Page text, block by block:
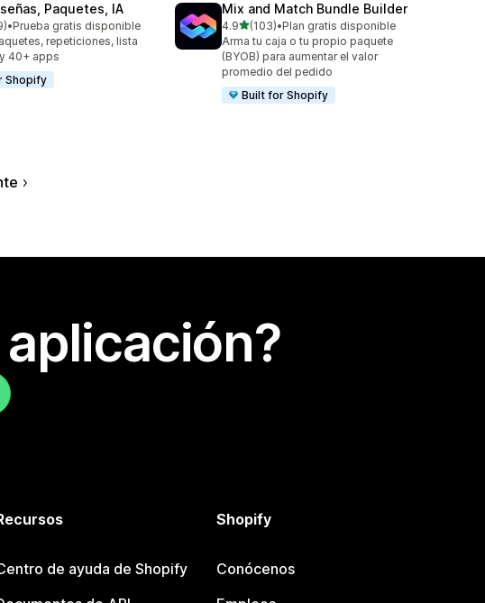
Paquetes, IA
en total
•Prueba gratis disponible
repeticiones, lista
40+ apps
Shopify
Mix and Match Bundle Builder
4.9de 5 estrellas
(103)
103 reseñas en total
•Plan gratis disponible
Arma tu caja o tu propio paquete
(BYOB) para aumentar el valor
promedio del pedido
Built for Shopify
de ayuda de Shopify
Shopify
Conócenos